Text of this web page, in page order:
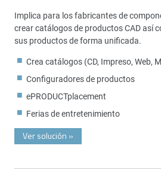
Implica para los fabricantes de
crear catálogos de productos CAD así
sus productos de forma unificada.
Crea catálogos (CD, Impreso, Web,
Configuradores de productos
ePRODUCTplacement
Ferias de entretenimiento
Ver solución »